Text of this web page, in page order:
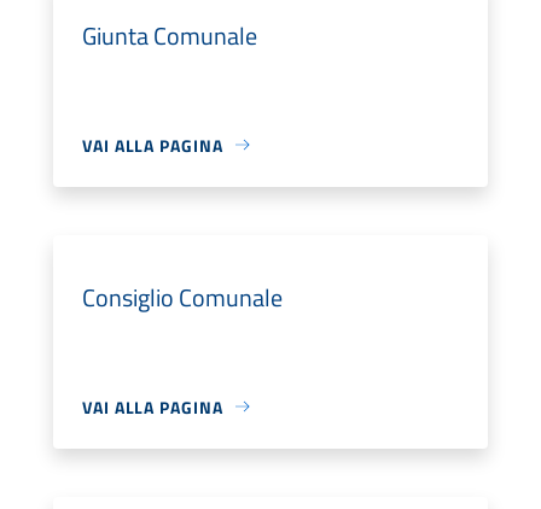
Giunta Comunale
VAI ALLA PAGINA
Consiglio Comunale
VAI ALLA PAGINA